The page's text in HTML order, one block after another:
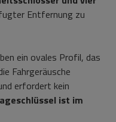
Entfernung zu
ein ovales Profil, das
Fahrgeräusche
erfordert kein
ist im